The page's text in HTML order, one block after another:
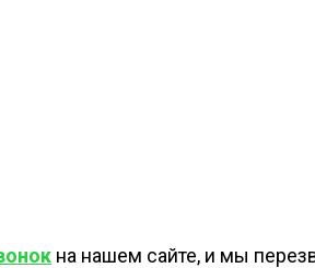
на нашем сайте, и мы